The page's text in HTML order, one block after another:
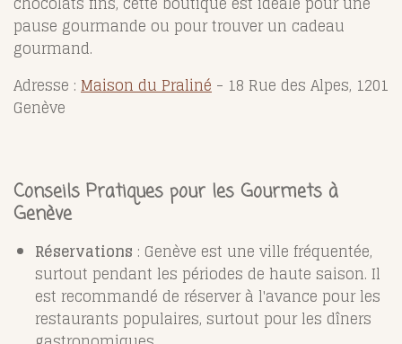
pause gourmande ou pour trouver un cadeau
gourmand.
Adresse : Maison du Praliné - 18 Rue des Alpes, 1201
Genève
Conseils Pratiques pour les Gourmets à
Genève
Réservations : Genève est une ville fréquentée,
surtout pendant les périodes de haute saison. Il
est recommandé de réserver à l'avance pour les
restaurants populaires, surtout pour les dîners